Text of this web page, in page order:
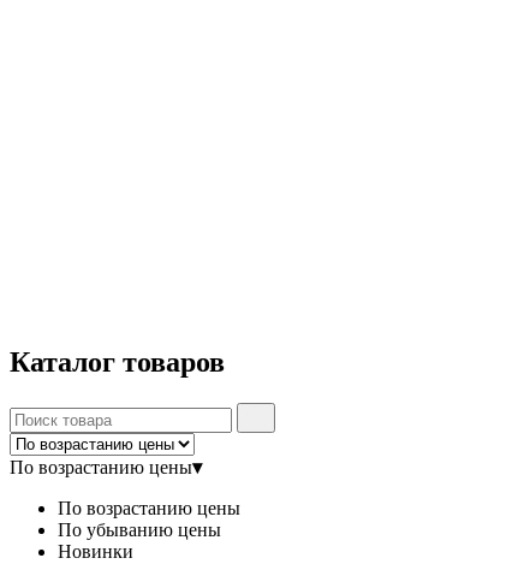
Каталог товаров
По возрастанию цены▾
По возрастанию цены
По убыванию цены
Новинки